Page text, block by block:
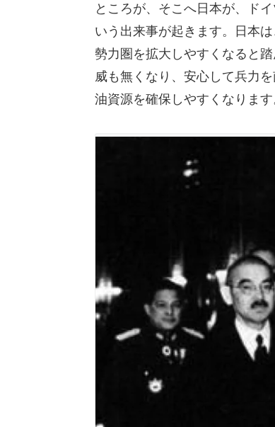
ところが、そこへ日本が、ド
いう出来事が起きます。日本
勢力圏を拡大しやすくなると
威も無くなり、安心して兵力
油資源を確保しやすくなります